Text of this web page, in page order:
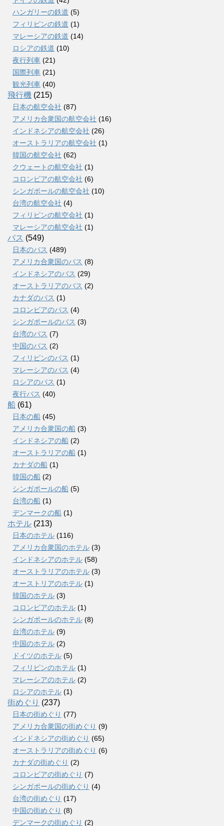
ハンガリーの鉄道 (5)
フィリピンの鉄道 (1)
マレーシアの鉄道 (14)
ロシアの鉄道 (10)
夜行列車 (21)
国際列車 (21)
観光列車 (40)
飛行機 (215)
日本の航空会社 (87)
アメリカ合衆国の航空会社 (16)
インドネシアの航空会社 (26)
オーストラリアの航空会社 (1)
韓国の航空会社 (62)
クウェートの航空会社 (1)
コロンビアの航空会社 (6)
シンガポールの航空会社 (10)
台湾の航空会社 (4)
フィリピンの航空会社 (1)
マレーシアの航空会社 (1)
バス (549)
日本のバス (489)
アメリカ合衆国のバス (8)
インドネシアのバス (29)
オーストラリアのバス (2)
カナダのバス (1)
コロンビアのバス (4)
シンガポールのバス (3)
台湾のバス (7)
中国のバス (2)
フィリピンのバス (1)
マレーシアのバス (4)
ロシアのバス (1)
夜行バス (40)
船 (61)
日本の船 (45)
アメリカ合衆国の船 (3)
インドネシアの船 (2)
オーストラリアの船 (1)
カナダの船 (1)
韓国の船 (2)
シンガポールの船 (5)
台湾の船 (1)
デンマークの船 (1)
ホテル (213)
日本のホテル (116)
アメリカ合衆国のホテル (3)
インドネシアのホテル (58)
オーストラリアのホテル (3)
オーストリアのホテル (1)
韓国のホテル (3)
コロンビアのホテル (1)
シンガポールのホテル (8)
台湾のホテル (9)
中国のホテル (2)
ドイツのホテル (5)
フィリピンのホテル (1)
マレーシアのホテル (2)
ロシアのホテル (1)
街めぐり (237)
日本の街めぐり (77)
アメリカ合衆国の街めぐり (9)
インドネシアの街めぐり (65)
オーストラリアの街めぐり (6)
カナダの街めぐり (2)
コロンビアの街めぐり (7)
シンガポールの街めぐり (4)
台湾の街めぐり (17)
中国の街めぐり (8)
デンマークの街めぐり (2)